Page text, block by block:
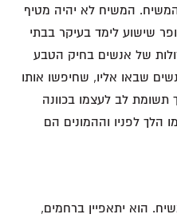
המשיח. המשיח לא יהיה מטיף
שישוע לימד בעיקר בבתי
של אנשים בחיק הטבע
שבאו אליו, שחיפשו אותו
לב לעצמו בכוונה
הלך לפניו וההמונים הם
הוא יתאפיין ברחמים,